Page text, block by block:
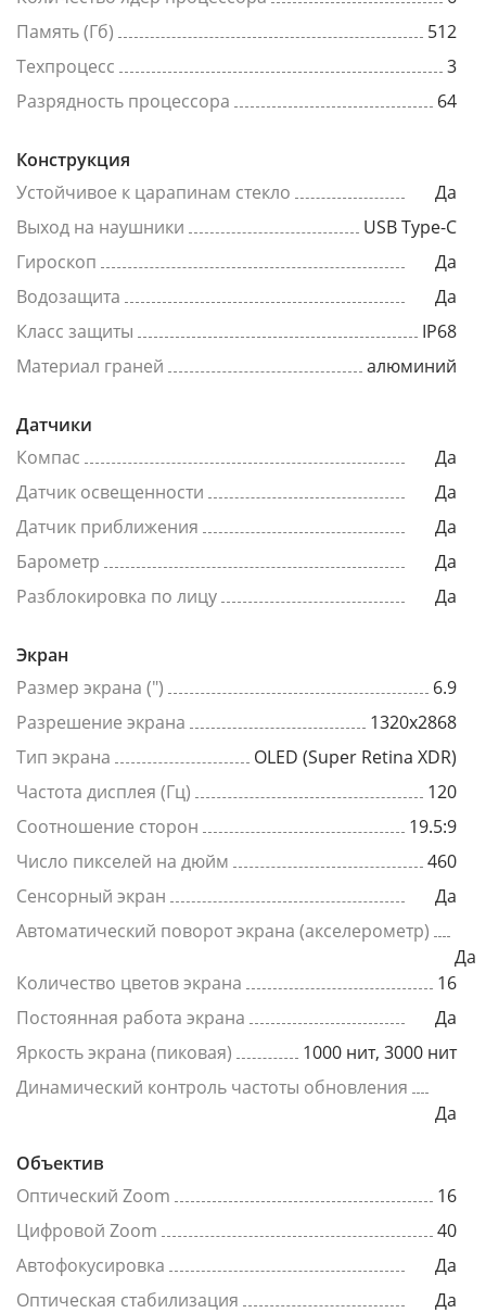
Память (Гб)
512
Техпроцесс
3
Разрядность процессора
64
Конструкция
Устойчивое к царапинам стекло
Да
Выход на наушники
USB Type-C
Гироскоп
Да
Водозащита
Да
Класс защиты
IP68
Материал граней
алюминий
Датчики
Компас
Да
Датчик освещенности
Да
Датчик приближения
Да
Барометр
Да
Разблокировка по лицу
Да
Экран
Размер экрана (")
6.9
Разрешение экрана
1320x2868
Тип экрана
OLED (Super Retina XDR)
Частота дисплея (Гц)
120
Соотношение сторон
19.5:9
Число пикселей на дюйм
460
Сенсорный экран
Да
Автоматический поворот экрана (акселерометр)
Да
Количество цветов экрана
16
Постоянная работа экрана
Да
Яркость экрана (пиковая)
1000 нит, 3000 нит
Динамический контроль частоты обновления
Да
Объектив
Оптический Zoom
16
Цифровой Zoom
40
Автофокусировка
Да
Оптическая стабилизация
Да